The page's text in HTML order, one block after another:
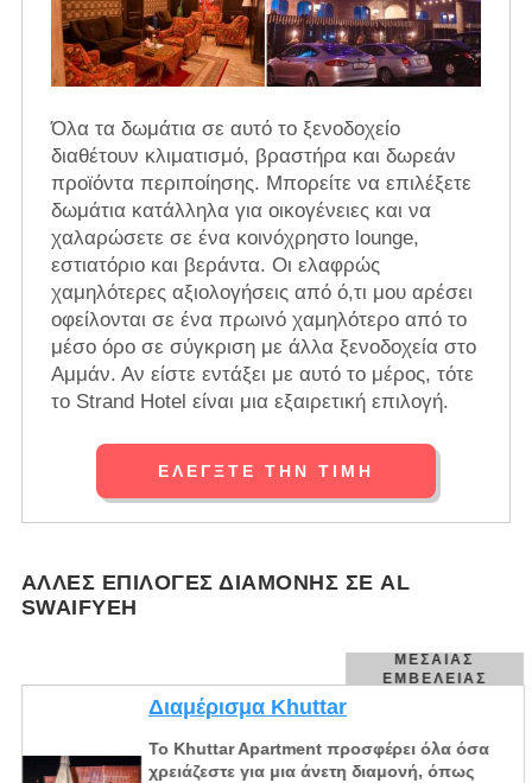
Όλα τα δωμάτια σε αυτό το ξενοδοχείο
διαθέτουν κλιματισμό, βραστήρα και δωρεάν
προϊόντα περιποίησης. Μπορείτε να επιλέξετε
δωμάτια κατάλληλα για οικογένειες και να
χαλαρώσετε σε ένα κοινόχρηστο lounge,
εστιατόριο και βεράντα. Οι ελαφρώς
χαμηλότερες αξιολογήσεις από ό,τι μου αρέσει
οφείλονται σε ένα πρωινό χαμηλότερο από το
μέσο όρο σε σύγκριση με άλλα ξενοδοχεία στο
Αμμάν. Αν είστε εντάξει με αυτό το μέρος, τότε
το Strand Hotel είναι μια εξαιρετική επιλογή.
ΕΛΈΓΞΤΕ ΤΗΝ ΤΙΜΉ
ΆΛΛΕΣ ΕΠΙΛΟΓΈΣ ΔΙΑΜΟΝΉΣ ΣΕ AL
SWAIFYEH
ΜΕΣΑΊΑΣ
ΕΜΒΈΛΕΙΑΣ
Διαμέρισμα Khuttar
Το Khuttar Apartment προσφέρει όλα όσα
χρειάζεστε για μια άνετη διαμονή, όπως